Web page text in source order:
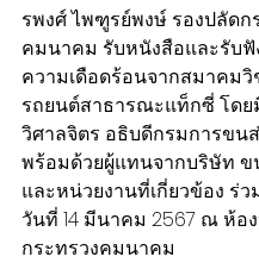
รพงศ์ ไพฑูรย์พงษ์ รองปลัดก
คมนาคม รับหนังสือและรับ
ความเดือดร้อนจากสมาคม
รถยนต์สาธารณะแท็กซี่ โดย
วิศาลจิตร อธิบดีกรมการขน
พร้อมด้วยผู้แทนจากบริษัท ข
และหน่วยงานที่เกี่ยวข้อง ร่ว
วันที่ 14 มีนาคม 2567 ณ ห้อ
กระทรวงคมนาคม